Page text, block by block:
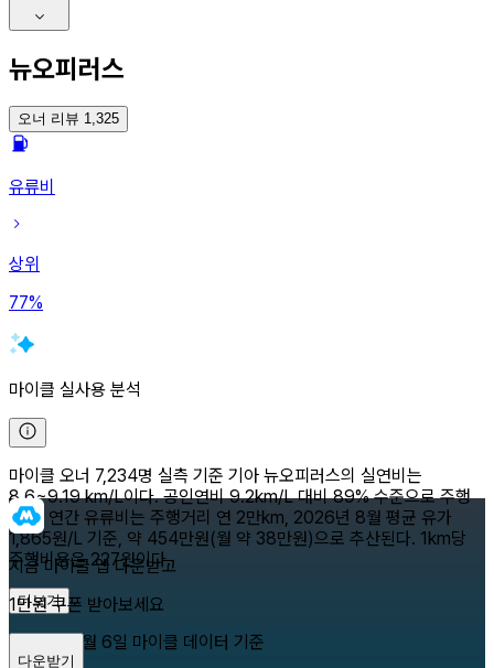
뉴오피러스
오너 리뷰 1,325
유류비
상위
77%
마이클 실사용 분석
마이클 오너 7,234명 실측 기준 기아 뉴오피러스의 실연비는
8.6~9.19 km/L이다. 공인연비 9.2km/L 대비 89% 수준으로 주행
된다. 연간 유류비는 주행거리 연 2만km, 2026년 8월 평균 유가
1,865원/L 기준, 약 454만원(월 약 38만원)으로 추산된다. 1km당
주행비용은 227원이다.
더보기
2026년 8월 6일 마이클 데이터 기준
지금 마이클 앱 다운받고
1만원 쿠폰 받아보세요
다운받기